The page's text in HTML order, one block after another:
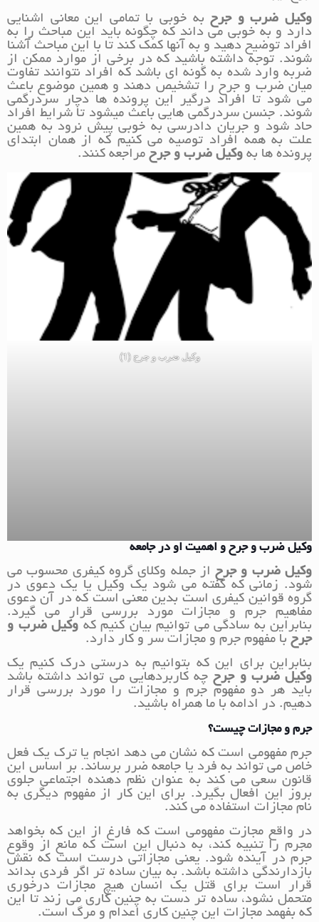
وکیل ضرب و جرحبه خوبی با تمامی این معانی اشنایی
دارد و به خوبی می داند که چگونه باید این مباحث را به
افراد توضیح دهید و به آنها کمک کند تا با این مباحث آشنا
شوند. توجه داشته باشید که در برخی از موارد ممکن از
ضربه وارد شده به گونه ای باشد که افراد نتوانند تفاوت
میان ضرب و جرح را تشخیص دهند و همین موضوع باعث
می شود تا افراد درگیر این پرونده ها دچار سردرگمی
شوند. جنسن سردرگمی هایی باعث میشود تا شرایط افراد
حاد شود و جریان دادرسی به خوبی پیش نرود به همین
علت به همه افراد توصیه می کنیم که از همان ابتدای
پرونده ها به وکیل ضرب و جرح مراجعه کنند.
وکیل ضرب و جرح (1)
وکیل ضرب و جرح و اهمیت او در جامعه
وکیل ضرب و جرحاز جمله وکلای گروه کیفری محسوب می
شود. زمانی که گفته می شود یک وکیل یا یک دعوی در
گروه قوانین کیفری است بدین معنی است که در آن دعوی
مفاهیم جرم و مجازات مورد بررسی قرار می گیرد.
بنابراین به سادگی می توانیم بیان کنیم که وکیل ضرب و
جرح با مفهوم جرم و مجازات سر و کار دارد.
بنابراین برای این که بتوانیم به درستی درک کنیم یک
وکیل ضرب و جرحچه کاربردهایی می تواند داشته باشد
باید هر دو مفهوم جرم و مجازات را مورد بررسی قرار
دهیم. در ادامه با ما همراه باشید.
جرم و مجازات چیست؟
جرم مفهومی است که نشان می دهد انجام یا ترک یک فعل
خاص می تواند به فرد یا جامعه ضرر برساند. بر اساس این
قانون سعی می کند به عنوان نظم دهنده اجتماعی جلوی
بروز این افعال بگیرد. برای این کار از مفهوم دیگری به
نام مجازات استفاده می کند.
در واقع مجازت مفهومی است که فارغ از این که بخواهد
مجرم را تنبیه کند، به دنبال این است که مانع از وقوع
جرم در آینده شود. یعنی مجازاتی درست است که نقش
بازدارندگی داشته باشد. به بیان ساده تر اگر فردی بداند
قرار است برای قتل یک انسان هیچ مجازات درخوری
متحمل نشود، ساده تر دست به چنین کاری می زند تا این
که بفهمد مجازات این چنین کاری اعدام و مرگ است.